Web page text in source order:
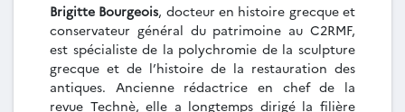
Brigitte Bourgeois, docteur en histoire grecque et
conservateur général du patrimoine au C2RMF,
est spécialiste de la polychromie de la sculpture
grecque et de l’histoire de la restauration des
antiques. Ancienne rédactrice en chef de la
revue Technè, elle a longtemps dirigé la filière